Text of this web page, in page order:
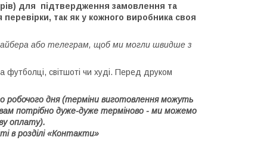
для підтвердження замовлення та
так як у кожного виробника своя
або телеграм, щоб ми могли швидше з
світшоті чи худі. Перед друком
робочого дня (терміни виготовлення можуть
потрібно дуже-дуже терміново - ми можемо
оплату).
в розділі «Контакти»